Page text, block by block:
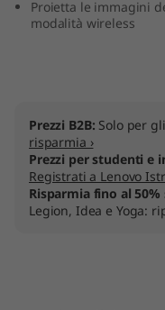
Proietta le immagini
modalità wireless
Prezzi B2B: Solo per
risparmia ›
Prezzi per studenti e
Registrati a Lenovo
Risparmia fino al
Legion, Idea e Yoga: